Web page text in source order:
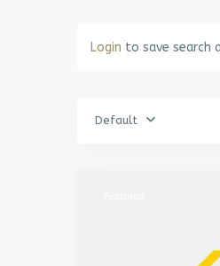
Login to save search
Default